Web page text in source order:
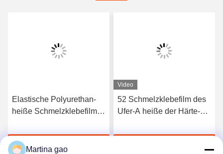
Elastische Polyurethan-
heiße Schmelzklebefilm
Jetzt Chatten
Video
52 Schmelzklebefilm des
Ufer-A heiße der Härte-
Unterwäsche
Martina gao